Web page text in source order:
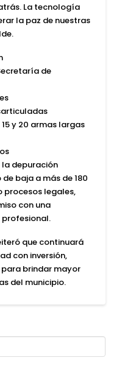
La tecnología
la paz de nuestras
de
y 20 armas largas
depuración
baja a más de 180
procesos legales,
con una
que continuará
con inversión,
brindar mayor
del municipio.